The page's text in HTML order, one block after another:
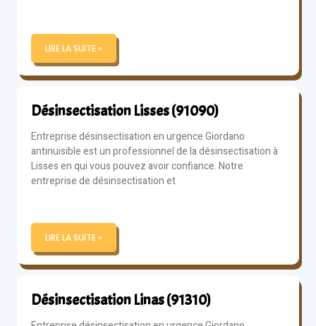
LIRE LA SUITE »
Désinsectisation Lisses (91090)
Entreprise désinsectisation en urgence Giordano
antinuisible est un professionnel de la désinsectisation à
Lisses en qui vous pouvez avoir confiance. Notre
entreprise de désinsectisation et
LIRE LA SUITE »
Désinsectisation Linas (91310)